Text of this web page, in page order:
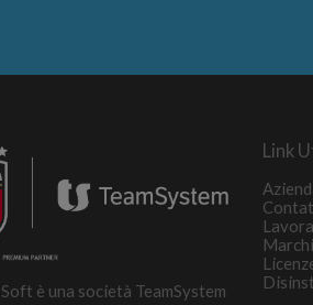
è una società TeamSystem
Link
Marchi